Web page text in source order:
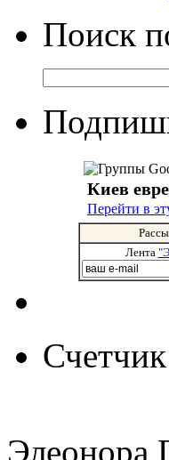
Поиск
Киев
Перейти в
Лента
Счетчик
Элеонора